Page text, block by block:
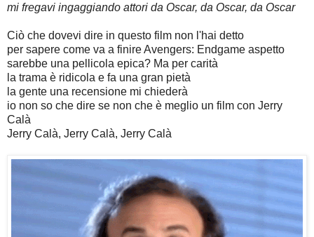
mi fregavi ingaggiando attori da Oscar, da Oscar, da Oscar
Ciò che dovevi dire in questo film non l'hai detto
per sapere come va a finire Avengers: Endgame aspetto
sarebbe una pellicola epica? Ma per carità
la trama è ridicola e fa una gran pietà
la gente una recensione mi chiederà
io non so che dire se non che è meglio un film con Jerry
Calà
Jerry Calà, Jerry Calà, Jerry Calà